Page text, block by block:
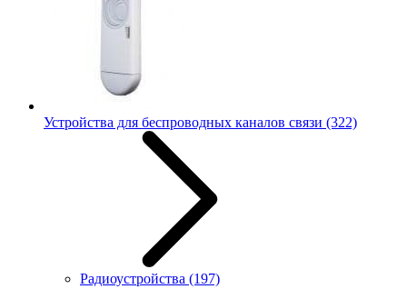
Устройства для беспроводных каналов связи (322)
Радиоустройства (197)